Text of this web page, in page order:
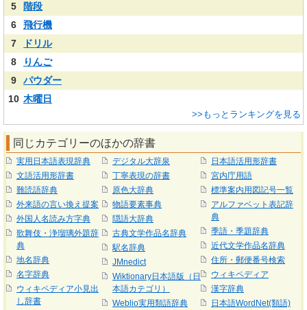
5
階段
6
飛行機
7
ドリル
8
りんご
9
パウダー
10 木曜日
>>もっとランキングを見る
同じカテゴリーのほかの辞書
実用日本語表現辞典
文語活用形辞書
難読語辞典
外来語の言い換え提案
外国人名読み方字典
歌舞伎・浄瑠璃外題辞
典
地名辞典
名字辞典
ウィキペディア小見出
し辞書
デジタル大辞泉
丁寧表現の辞書
原色大辞典
物語要素事典
隠語大辞典
古典文学作品名辞典
駅名辞典
JMnedict
Wiktionary日本語版（日
本語カテゴリ）
Weblio実用類語辞典
日本語活用形辞書
宮内庁用語
標準案内用図記号一覧
アルファベット表記辞
典
季語・季題辞典
近代文学作品名辞典
住所・郵便番号検索
ウィキペディア
漢字辞典
日本語WordNet(類語)